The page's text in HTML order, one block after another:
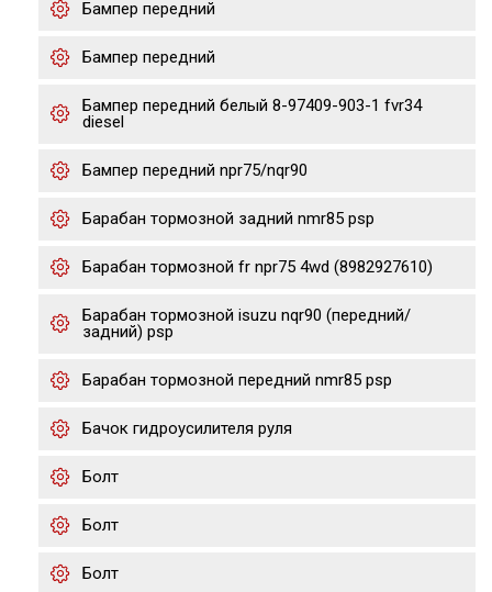
Бампер передний
Бампер передний
Бампер передний белый 8-97409-903-1 fvr34
diesel
Бампер передний npr75/nqr90
Барабан тормозной задний nmr85 psp
Барабан тормозной fr npr75 4wd (8982927610)
Барабан тормозной isuzu nqr90 (передний/
задний) psp
Барабан тормозной передний nmr85 psp
Бачок гидроусилителя руля
Болт
Болт
Болт